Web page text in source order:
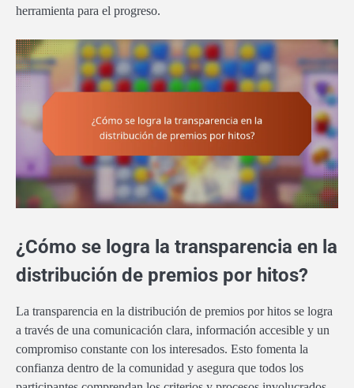
herramienta para el progreso.
¿Cómo se logra la transparencia en la
distribución de premios por hitos?
La transparencia en la distribución de premios por hitos se logra
a través de una comunicación clara, información accesible y un
compromiso constante con los interesados. Esto fomenta la
confianza dentro de la comunidad y asegura que todos los